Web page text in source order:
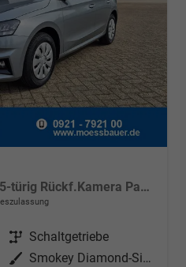
1.0 TSI 95PS Selection 5-türig Rückf.Kamera Parksensoren Sitzheizung Multifunktionslenkrad Klima Skoda-Radio Bluetooth Touchscreen Tempomat Nebelsch. Apple CarPlay + Android Auto
Getriebe Schaltgetriebe
Außenfarbe
Smokey Diamond-Silber Metallic